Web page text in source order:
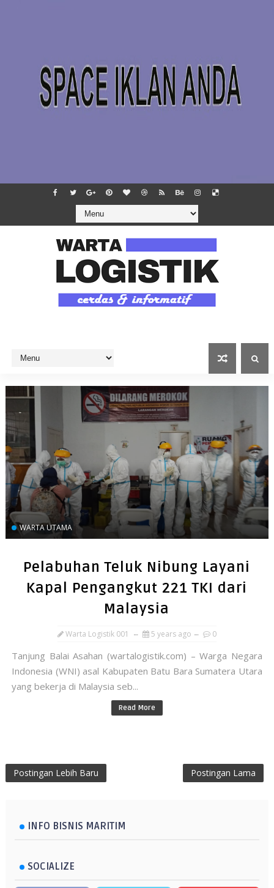
WARTA UTAMA
Pelabuhan Teluk Nibung Layani
Kapal Pengangkut 221 TKI dari
Malaysia
Warta Logistik 001 5 years ago 0
Tanjung Balai Asahan (wartalogistik.com) – Warga Negara
Indonesia (WNI) asal Kabupaten Batu Bara Sumatera Utara
yang bekerja di Malaysia seb...
Read More
Postingan Lebih Baru Postingan Lama
INFO BISNIS MARITIM
SOCIALIZE